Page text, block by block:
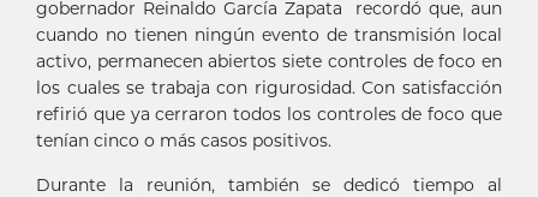
gobernador Reinaldo García Zapata recordó que, aun
cuando no tienen ningún evento de transmisión local
activo, permanecen abiertos siete controles de foco en
los cuales se trabaja con rigurosidad. Con satisfacción
refirió que ya cerraron todos los controles de foco que
tenían cinco o más casos positivos.
Durante la reunión, también se dedicó tiempo al